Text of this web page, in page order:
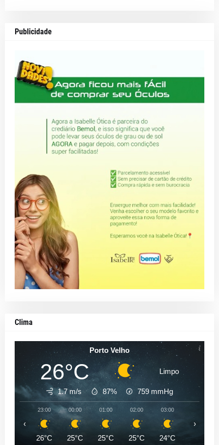
Publicidade
Clima
Porto Velho
26°C Limpo
1.7 m/s 87% 759 mmHg
23:00
26°C
00:00
25°C
01:00
25°C
02:00
25°C
03:00
24°C
‹ ›